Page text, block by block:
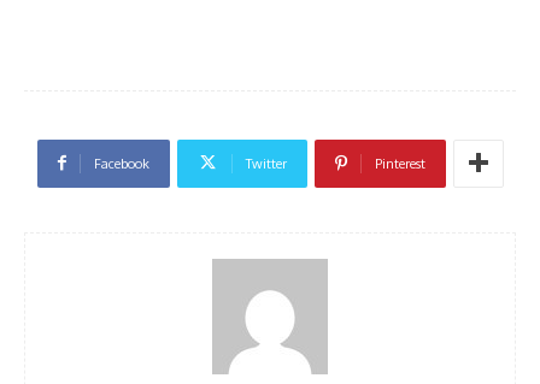
Facebook Twitter Pinterest